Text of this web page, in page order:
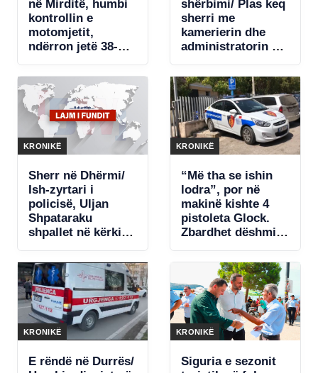
në Mirditë, humbi
kontrollin e
motomjetit,
ndërron jetë 38-
shërbimi/ Plas keq
sherri me
kamerierin dhe
administratorin e
ish-zyrtari i
policisë i kërcënoi
me jetë. Shpallet
në kërkim
KRONIKË
Sherr në Dhërmi/
Ish-zyrtari i
policisë, Uljan
Shpataraku
shpallet në kërkim.
KRONIKË
“Më tha se ishin
lodra”, por në
makinë kishte 4
pistoleta Glock.
Zbardhet dëshmia
Sarandë
KRONIKË
E rëndë në Durrës/
KRONIKË
Siguria e sezonit